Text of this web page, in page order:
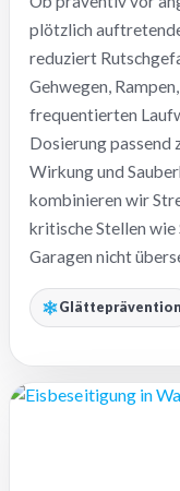
plötzlich
reduziert
Gehwegen,
frequentierten
Dosierung passend
Wirkung und
kombinieren wir
kritische Stellen wie
Garagen nicht
Glätteprävention